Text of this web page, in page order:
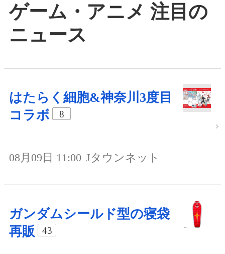
ゲーム・アニメ 注目の
ニュース
はたらく細胞&神奈川3度目
コラボ
8
08月09日 11:00 Jタウンネット
ガンダムシールド型の寝袋
再販
43